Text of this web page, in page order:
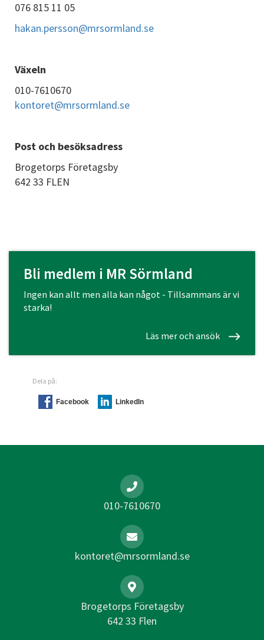
076 815 11 05
hakan.persson@mrsormland.se
Växeln
010-7610670
kontoret@mrsormland.se
Post och besöksadress
Brogetorps Företagsby
642 33 FLEN
Bli medlem i MR Sörmland
Ingen kan allt men alla kan något - Tillsammans är vi
starka!
Läs mer och ansök
Dela på:
Facebook LinkedIn
010-7610670
kontoret@mrsormland.se
Brogetorps Företagsby
642 33 Flen